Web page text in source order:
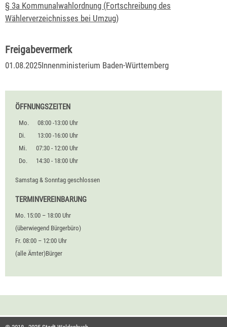
§ 3a Kommunalwahlordnung (Fortschreibung des
Wählerverzeichnisses bei Umzug)
Freigabevermerk
01.08.2025Innenministerium Baden-Württemberg
ÖFFNUNGSZEITEN
Mo.
08:00 -13:00 Uhr
Di.
13:00 -16:00 Uhr
Mi.
07:30 - 12:00 Uhr
Do.
14:30 - 18:00 Uhr
Samstag & Sonntag geschlossen
TERMINVEREINBARUNG
Mo. 15:00 – 18:00 Uhr
(überwiegend Bürgerbüro)
Fr. 08:00 – 12:00 Uhr
(alle Ämter)Bürger